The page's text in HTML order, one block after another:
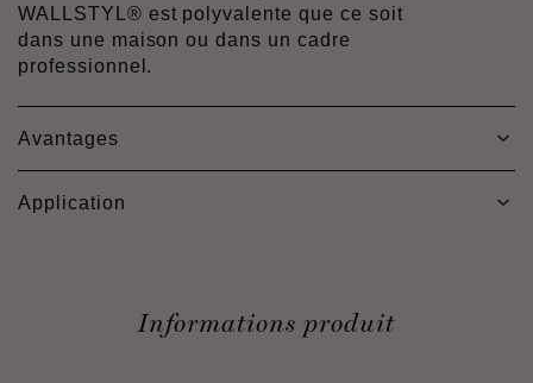
WALLSTYL® est polyvalente que ce soit
dans une maison ou dans un cadre
professionnel.
Avantages
Application
Informations produit